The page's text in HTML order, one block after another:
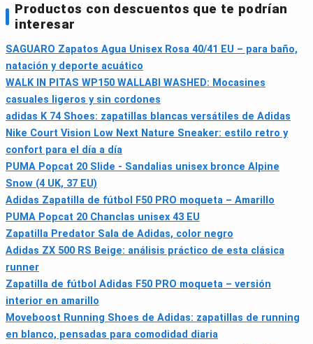
Productos con descuentos que te podrían
interesar
SAGUARO Zapatos Agua Unisex Rosa 40/41 EU – para baño,
natación y deporte acuático
WALK IN PITAS WP150 WALLABI WASHED: Mocasines
casuales ligeros y sin cordones
adidas K 74 Shoes: zapatillas blancas versátiles de Adidas
Nike Court Vision Low Next Nature Sneaker: estilo retro y
confort para el día a día
PUMA Popcat 20 Slide - Sandalias unisex bronce Alpine
Snow (4 UK, 37 EU)
Adidas Zapatilla de fútbol F50 PRO moqueta – Amarillo
PUMA Popcat 20 Chanclas unisex 43 EU
Zapatilla Predator Sala de Adidas, color negro
Adidas ZX 500 RS Beige: análisis práctico de esta clásica
runner
Zapatilla de fútbol Adidas F50 PRO moqueta – versión
interior en amarillo
Moveboost Running Shoes de Adidas: zapatillas de running
en blanco, pensadas para comodidad diaria